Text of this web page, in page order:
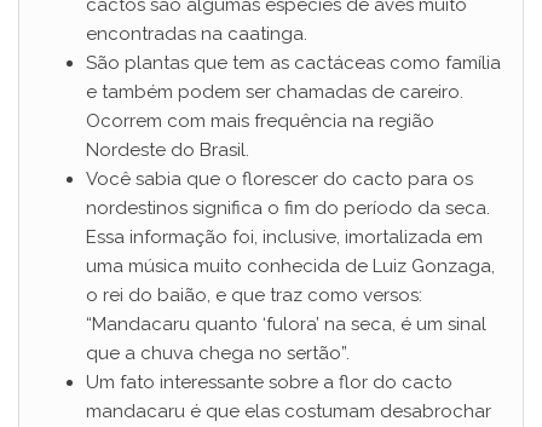
cactos são algumas espécies de aves muito
encontradas na caatinga.
São plantas que tem as cactáceas como família
e também podem ser chamadas de careiro.
Ocorrem com mais frequência na região
Nordeste do Brasil.
Você sabia que o florescer do cacto para os
nordestinos significa o fim do período da seca.
Essa informação foi, inclusive, imortalizada em
uma música muito conhecida de Luiz Gonzaga,
o rei do baião, e que traz como versos:
“Mandacaru quanto ‘fulora’ na seca, é um sinal
que a chuva chega no sertão”.
Um fato interessante sobre a flor do cacto
mandacaru é que elas costumam desabrochar